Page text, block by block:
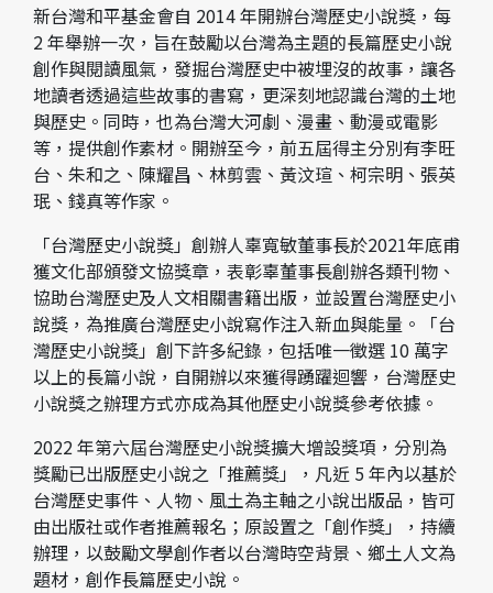
新台灣和平基金會自 2014 年開辦台灣歷史小說獎，每
2 年舉辦一次，旨在鼓勵以台灣為主題的長篇歷史小說
創作與閱讀風氣，發掘台灣歷史中被埋沒的故事，讓各
地讀者透過這些故事的書寫，更深刻地認識台灣的土地
與歷史。同時，也為台灣大河劇、漫畫、動漫或電影
等，提供創作素材。開辦至今，前五屆得主分別有李旺
台、朱和之、陳耀昌、林剪雲、黃汶瑄、柯宗明、張英
珉、錢真等作家。
「台灣歷史小說獎」創辦人辜寬敏董事長於2021年底甫
獲文化部頒發文協獎章，表彰辜董事長創辦各類刊物、
協助台灣歷史及人文相關書籍出版，並設置台灣歷史小
說獎，為推廣台灣歷史小說寫作注入新血與能量。「台
灣歷史小說獎」創下許多紀錄，包括唯一徵選 10 萬字
以上的長篇小說，自開辦以來獲得踴躍迴響，台灣歷史
小說獎之辦理方式亦成為其他歷史小說獎參考依據。
2022 年第六屆台灣歷史小說獎擴大增設獎項，分別為
獎勵已出版歷史小說之「推薦獎」，凡近 5 年內以基於
台灣歷史事件、人物、風土為主軸之小說出版品，皆可
由出版社或作者推薦報名；原設置之「創作獎」，持續
辦理，以鼓勵文學創作者以台灣時空背景、鄉土人文為
題材，創作長篇歷史小說。